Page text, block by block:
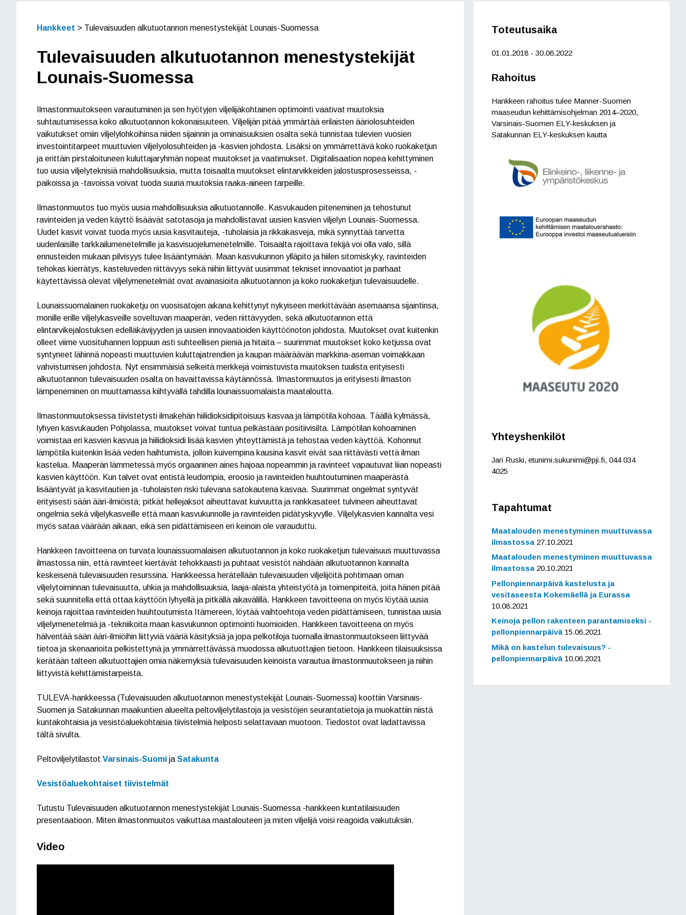
Hankkeet > Tulevaisuuden alkutuotannon menestystekijät Lounais-Suomessa
Tulevaisuuden alkutuotannon menestystekijät
Lounais-Suomessa
Ilmastonmuutokseen varautuminen ja sen hyötyjen viljelijäkohtainen optimointi vaativat muutoksia
suhtautumisessa koko alkutuotannon kokonaisuuteen. Viljelijän pitää ymmärtää erilaisten ääriolosuhteiden
vaikutukset omiin viljelylohkoihinsa niiden sijainnin ja ominaisuuksien osalta sekä tunnistaa tulevien vuosien
investointitarpeet muuttuvien viljelyolosuhteiden ja -kasvien johdosta. Lisäksi on ymmärrettävä koko ruokaketjun
ja erittäin pirstaloituneen kuluttajaryhmän nopeat muutokset ja vaatimukset. Digitalisaation nopea kehittyminen
tuo uusia viljelyteknisiä mahdollisuuksia, mutta toisaalta muutokset elintarvikkeiden jalostusprosesseissa, -
paikoissa ja -tavoissa voivat tuoda suuria muutoksia raaka-aineen tarpeille.
Ilmastonmuutos tuo myös uusia mahdollisuuksia alkutuotannolle. Kasvukauden piteneminen ja tehostunut
ravinteiden ja veden käyttö lisäävät satotasoja ja mahdollistavat uusien kasvien viljelyn Lounais-Suomessa.
Uudet kasvit voivat tuoda myös uusia kasvitauteja, -tuholaisia ja rikkakasveja, mikä synnyttää tarvetta
uudenlaisille tarkkailumenetelmille ja kasvisuojelumenetelmille. Toisaalta rajoittava tekijä voi olla valo, sillä
ennusteiden mukaan pilvisyys tulee lisääntymään. Maan kasvukunnon ylläpito ja hiilen sitomiskyky, ravinteiden
tehokas kierrätys, kasteluveden riittävyys sekä niihin liittyvät uusimmat tekniset innovaatiot ja parhaat
käytettävissä olevat viljelymenetelmät ovat avainasioita alkutuotannon ja koko ruokaketjun tulevaisuudelle.
Lounaissuomalainen ruokaketju on vuosisatojen aikana kehittynyt nykyiseen merkittävään asemaansa sijaintinsa,
monille erille viljelykasveille soveltuvan maaperän, veden riittävyyden, sekä alkutuotannon että
elintarvikejalostuksen edelläkävijyyden ja uusien innovaatioiden käyttöönoton johdosta. Muutokset ovat kuitenkin
olleet viime vuosituhannen loppuun asti suhteellisen pieniä ja hitaita – suurimmat muutokset koko ketjussa ovat
syntyneet lähinnä nopeasti muuttuvien kuluttajatrendien ja kaupan määräävän markkina-aseman voimakkaan
vahvistumisen johdosta. Nyt ensimmäisiä selkeitä merkkejä voimistuvista muutoksen tuulista erityisesti
alkutuotannon tulevaisuuden osalta on havaittavissa käytännössä. Ilmastonmuutos ja erityisesti ilmaston
lämpeneminen on muuttamassa kiihtyvällä tahdilla lounaissuomalaista maataloutta.
Ilmastonmuutoksessa tiivistetysti ilmakehän hiilidioksidipitoisuus kasvaa ja lämpötila kohoaa. Täällä kylmässä,
lyhyen kasvukauden Pohjolassa, muutokset voivat tuntua pelkästään positiivisilta. Lämpötilan kohoaminen
voimistaa eri kasvien kasvua ja hiilidioksidi lisää kasvien yhteyttämistä ja tehostaa veden käyttöä. Kohonnut
lämpötila kuitenkin lisää veden haihtumista, jolloin kuivempina kausina kasvit eivät saa riittävästi vettä ilman
kastelua. Maaperän lämmetessä myös orgaaninen aines hajoaa nopeammin ja ravinteet vapautuvat liian nopeasti
kasvien käyttöön. Kun talvet ovat entistä leudompia, eroosio ja ravinteiden huuhtoutuminen maaperästä
lisääntyvät ja kasvitautien ja -tuholaisten riski tulevana satokautena kasvaa. Suurimmat ongelmat syntyvät
erityisesti sään ääri-ilmiöistä; pitkät hellejaksot aiheuttavat kuivuutta ja rankkasateet tulvineen aiheuttavat
ongelmia sekä viljelykasveille että maan kasvukunnolle ja ravinteiden pidätyskyvylle. Viljelykasvien kannalta vesi
myös sataa väärään aikaan, eikä sen pidättämiseen eri keinoin ole varauduttu.
Hankkeen tavoitteena on turvata lounaissuomalaisen alkutuotannon ja koko ruokaketjun tulevaisuus muuttuvassa
ilmastossa niin, että ravinteet kiertävät tehokkaasti ja puhtaat vesistöt nähdään alkutuotannon kannalta
keskeisenä tulevaisuuden resurssina. Hankkeessa herätellään tulevaisuuden viljelijöitä pohtimaan oman
viljelytoiminnan tulevaisuutta, uhkia ja mahdollisuuksia, laaja-alaista yhteistyötä ja toimenpiteitä, joita hänen pitää
sekä suunnitella että ottaa käyttöön lyhyellä ja pitkällä aikavälillä. Hankkeen tavoitteena on myös löytää uusia
keinoja rajoittaa ravinteiden huuhtoutumista Itämereen, löytää vaihtoehtoja veden pidättämiseen, tunnistaa uusia
viljelymenetelmiä ja -tekniikoita maan kasvukunnon optimointi huomioiden. Hankkeen tavoitteena on myös
hälventää sään ääri-ilmiöihin liittyviä vääriä käsityksiä ja jopa pelkotiloja tuomalla ilmastonmuutokseen liittyvää
tietoa ja skenaarioita pelkistettynä ja ymmärrettävässä muodossa alkutuottajien tietoon. Hankkeen tilaisuuksissa
kerätään talteen alkutuottajien omia näkemyksiä tulevaisuuden keinoista varautua ilmastonmuutokseen ja niihin
liittyvistä kehittämistarpeista.
TULEVA-hankkeessa (Tulevaisuuden alkutuotannon menestystekijät Lounais-Suomessa) koottiin Varsinais-
Suomen ja Satakunnan maakuntien alueelta peltoviljelytilastoja ja vesistöjen seurantatietoja ja muokattiin niistä
kuntakohtaisia ja vesistöaluekohtaisia tiivistelmiä helposti selattavaan muotoon. Tiedostot ovat ladattavissa
tältä sivulta.
Peltoviljelytilastot Varsinais-Suomi ja Satakunta
Vesistöaluekohtaiset tiivistelmät
Tutustu Tulevaisuuden alkutuotannon menestystekijät Lounais-Suomessa -hankkeen kuntatilaisuuden
presentaatioon. Miten ilmastonmuutos vaikuttaa maatalouteen ja miten viljelijä voisi reagoida vaikutuksiin.
Video
Toteutusaika
01.01.2018 - 30.06.2022
Rahoitus
Hankkeen rahoitus tulee Manner-Suomen
maaseudun kehittämisohjelman 2014–2020,
Varsinais-Suomen ELY-keskuksen ja
Satakunnan ELY-keskuksen kautta
Yhteyshenkilöt
Jari Ruski, etunimi.sukunimi@pji.fi, 044 034
4025
Tapahtumat
Maatalouden menestyminen muuttuvassa
ilmastossa 27.10.2021
Maatalouden menestyminen muuttuvassa
ilmastossa 20.10.2021
Pellonpiennarpäivä kastelusta ja
vesitaseesta Kokemäellä ja Eurassa
10.08.2021
Keinoja pellon rakenteen parantamiseksi -
pellonpiennarpäivä 15.06.2021
Mikä on kastelun tulevaisuus? -
pellonpiennarpäivä 10.06.2021